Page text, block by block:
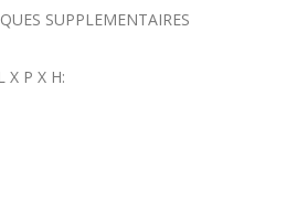
SUPPLEMENTAIRES
X P X H: